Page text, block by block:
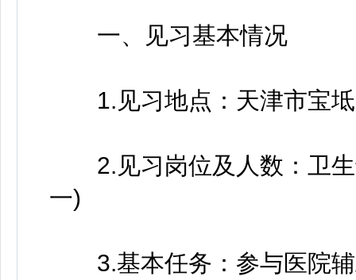
一、见习基本情况
1.见习地点：天津市宝坻
2.见习岗位及人数：卫生
一)
3.基本任务：参与医院辅